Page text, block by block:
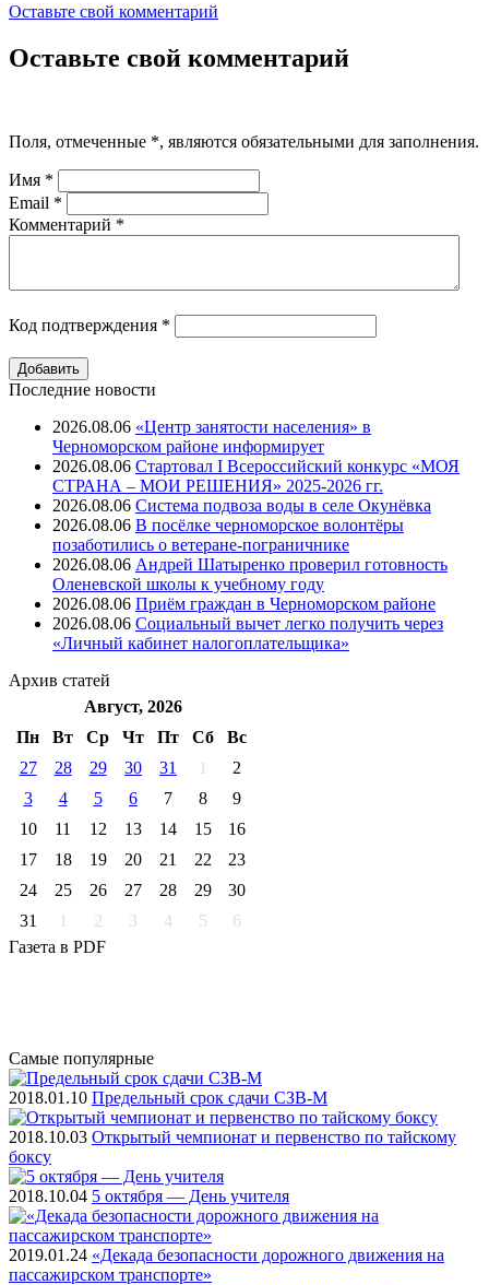
Оставьте свой комментарий
Оставьте свой комментарий
Поля, отмеченные *, являются обязательными для заполнения.
Имя *
Email *
Комментарий *
Код подтверждения *
Последние новости
2026.08.06 «Центр занятости населения» в
Черноморском районе информирует
2026.08.06 Стартовал I Всероссийский конкурс «МОЯ
СТРАНА – МОИ РЕШЕНИЯ» 2025-2026 гг.
2026.08.06 Система подвоза воды в селе Окунёвка
2026.08.06 В посёлке черноморское волонтёры
позаботились о ветеране-пограничнике
2026.08.06 Андрей Шатыренко проверил готовность
Оленевской школы к учебному году
2026.08.06 Приём граждан в Черноморском районе
2026.08.06 Социальный вычет легко получить через
«Личный кабинет налогоплательщика»
Архив статей
Август, 2026
Пн
Вт Ср Чт Пт Cб
Вс
27
28 29 30 31 1
2
3
4 5 6 7 8
9
10
11 12 13 14 15
16
17
18 19 20 21 22
23
24
25 26 27 28 29
30
31
1 2 3 4 5
6
Газета в PDF
Самые популярные
2018.01.10 Предельный срок сдачи СЗВ-М
2018.10.03 Открытый чемпионат и первенство по тайскому
боксу
2018.10.04 5 октября — День учителя
2019.01.24 «Декада безопасности дорожного движения на
пассажирском транспорте»